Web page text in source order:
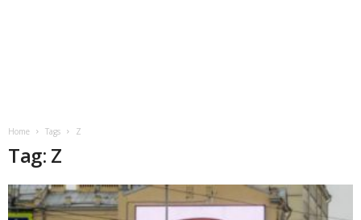
Home Tags Z
Tag: Z